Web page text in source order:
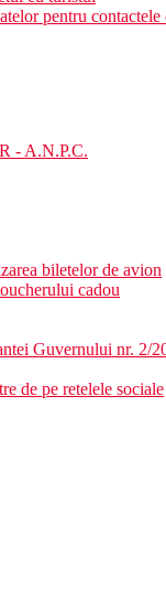
Cleopatrei
din Antalya
Alanya
Alanya
pentru contactele
- A.N.P.C.
biletelor de avion
cadou
Guvernului nr. 2/
de pe retelele sociale